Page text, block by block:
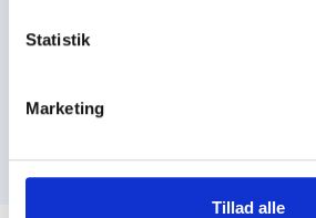
Statistik
Marketing
Tillad alle
CiPe:Care er stolte